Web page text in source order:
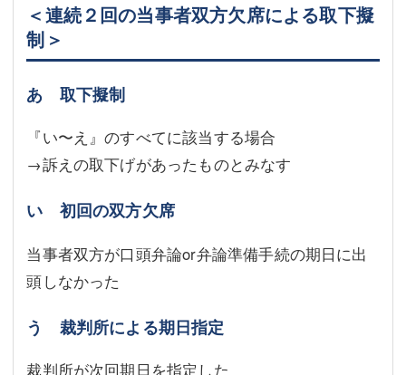
＜連続２回の当事者双方欠席による取下擬
制＞
あ 取下擬制
『い〜え』のすべてに該当する場合
→訴えの取下げがあったものとみなす
い 初回の双方欠席
当事者双方が口頭弁論or弁論準備手続の期日に出
頭しなかった
う 裁判所による期日指定
裁判所が次回期日を指定した